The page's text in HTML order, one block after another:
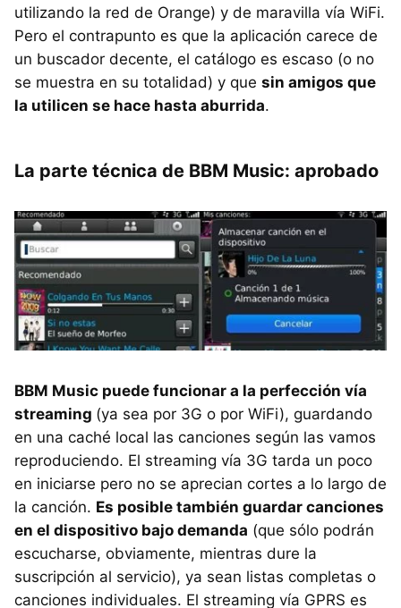
utilizando la red de Orange) y de maravilla vía WiFi.
Pero el contrapunto es que la aplicación carece de
un buscador decente, el catálogo es escaso (o no
se muestra en su totalidad) y que sin amigos que
la utilicen se hace hasta aburrida.
La parte técnica de BBM Music: aprobado
BBM Music puede funcionar a la perfección vía
streaming (ya sea por 3G o por WiFi), guardando
en una caché local las canciones según las vamos
reproduciendo. El streaming vía 3G tarda un poco
en iniciarse pero no se aprecian cortes a lo largo de
la canción. Es posible también guardar canciones
en el dispositivo bajo demanda (que sólo podrán
escucharse, obviamente, mientras dure la
suscripción al servicio), ya sean listas completas o
canciones individuales. El streaming vía GPRS es